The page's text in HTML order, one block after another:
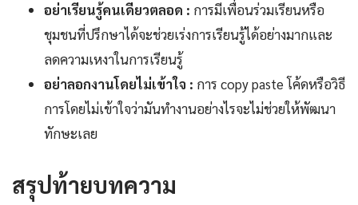
อย่าเรียนรู้คนเดียวตลอด : การมีเพื่อนร่วมเรียนหรือ
ชุมชนที่ปรึกษาได้จะช่วยเร่งการเรียนรู้ได้อย่างมากและ
ลดความเหงาในการเรียนรู้
อย่าลอกงานโดยไม่เข้าใจ : การ copy paste โค้ดหรือวิธี
การโดยไม่เข้าใจว่ามันทำงานอย่างไรจะไม่ช่วยให้พัฒนา
ทักษะเลย
สรุปท้ายบทความ